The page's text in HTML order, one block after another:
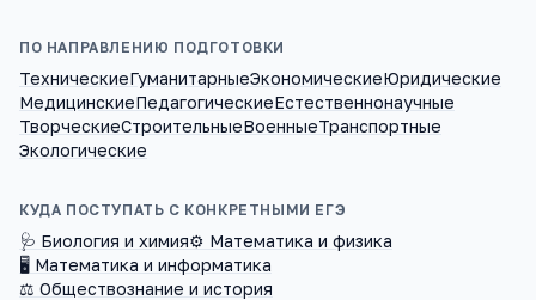
ПО НАПРАВЛЕНИЮ ПОДГОТОВКИ
ТехническиеГуманитарныеЭкономическиеЮридические
МедицинскиеПедагогическиеЕстественнонаучные
ТворческиеСтроительныеВоенныеТранспортные
Экологические
КУДА ПОСТУПАТЬ С КОНКРЕТНЫМИ ЕГЭ
🩺 Биология и химия⚙️ Математика и физика
🖥️ Математика и информатика
⚖️ Обществознание и история